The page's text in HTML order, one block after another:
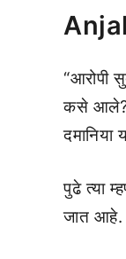
“आरोपी
कसे आले?
दमानिया
पुढे त्या
जात आहे.